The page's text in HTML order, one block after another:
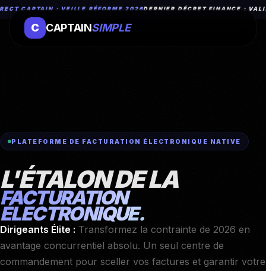
CAPTAIN : VEILLE RÉFORME 2026DERNIER DÉCRET FINANCE :
C CAPTAINSIMPLE
PLATEFORME DE FACTURATION ÉLECTRONIQUE NATIVE
L'ÉTALON DE LA
FACTURATION
ÉLECTRONIQUE.
Dirigeants Élite : Transformez la contrainte de 2026 en
avantage concurrentiel absolu. Un seul centre de
commandement pour sceller vos factures et garantir votre